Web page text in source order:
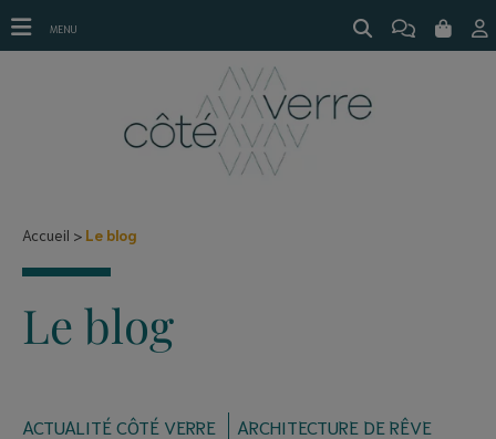
journal côté verre
Accueil Le blog
Le blog
ACTUALITÉ CÔTÉ VERRE
ARCHITECTURE DE RÊVE
MENU